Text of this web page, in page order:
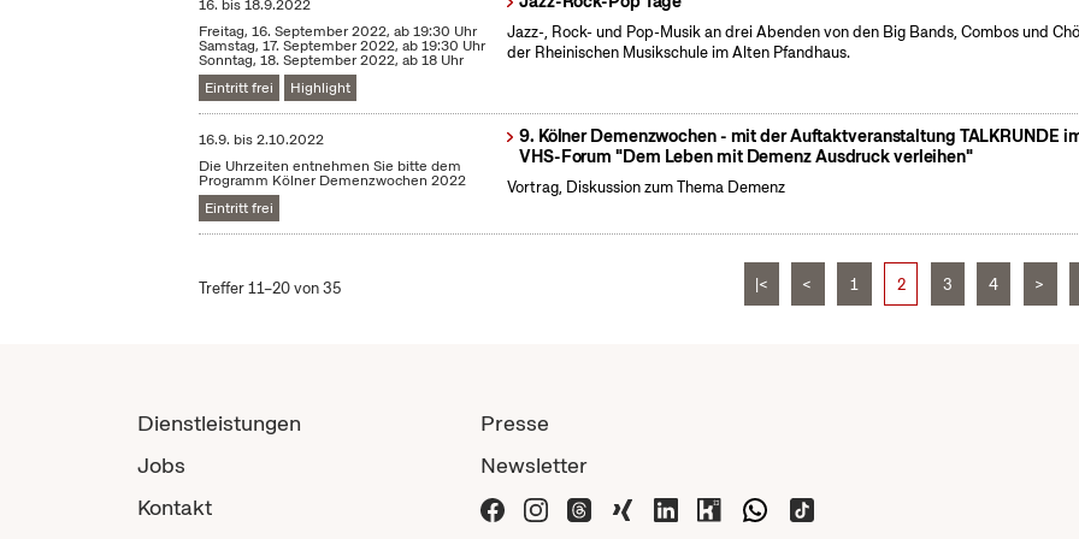
16. bis18.9.2022
Freitag, 16. September 2022, ab 19:30 Uhr
Samstag, 17. September 2022, ab 19:30 Uhr
Sonntag, 18. September 2022, ab 18 Uhr
Eintritt frei
Highlight
Jazz-, Rock- und Pop-Musik an drei Abenden von den Big Bands, Combos und
der Rheinischen Musikschule im Alten Pfandhaus.
16.9. bis2.10.2022
Die Uhrzeiten entnehmen Sie bitte dem
Programm Kölner Demenzwochen 2022
Eintritt frei
9. Kölner Demenzwochen - mit der Auftaktveranstaltung TALKRUNDE
VHS-Forum "Dem Leben mit Demenz Ausdruck verleihen"
Vortrag, Diskussion zum Thema Demenz
Treffer 11–20 von 35 |< < 1 2 3 4 >
Dienstleistungen
Jobs
Kontakt
Presse
Newsletter